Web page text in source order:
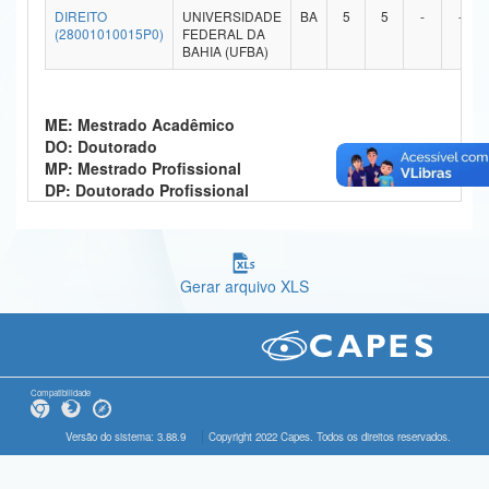
Ministério da Ciência, Tecnologia, Inovações e Comunicações
Ministério do Meio Ambiente
Ministério do Desenvolvimento Regional
Controladoria-Geral da União
Gabinete de Segurança Institucional
Advocacia-Geral da União
DIREITO
(28001010015P0)
UNIVERSIDADE
FEDERAL DA
BAHIA (UFBA)
BA 5 5 - -
ME: Mestrado Acadêmico
DO: Doutorado
MP: Mestrado Profissional
DP: Doutorado Profissional
Gerar arquivo XLS
Compatibilidade
Versão do sistema: 3.88.9 Copyright 2022 Capes. Todos os direitos reservados.